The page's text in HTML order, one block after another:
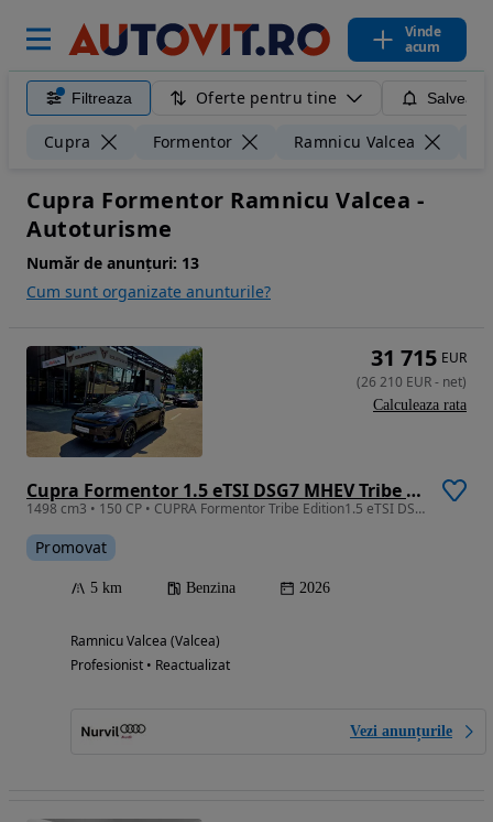
Vinde
acum
Filtreaza Oferte pentru tine
Cupra Formentor Ramnicu Valcea
Cupra Formentor Ramnicu Valcea -
Autoturisme
Număr de anunțuri: 13
Cum sunt organizate anunturile?
Cupra Formentor 1.5 eTSI DSG7 MHEV Tribe Edition
1498 cm3 • 150 CP • CUPRA Formentor Tribe Edition1.5 eTSI DSG7 mild hybrid 150 CP
Promovat
5 km Benzina 2026
Ramnicu Valcea (Valcea)
Profesionist • Reactualizat
Vezi anunțurile
31 715 EUR
(26 210 EUR- net)
Calculeaza rata